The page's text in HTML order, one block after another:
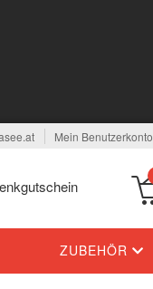
Mein Benutzerkonto
ZUBEHÖR